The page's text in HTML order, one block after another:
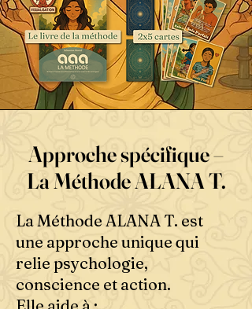
Approche spécifique –
La Méthode ALANA T.
La Méthode ALANA T. est
une approche unique qui
relie psychologie,
conscience et action.